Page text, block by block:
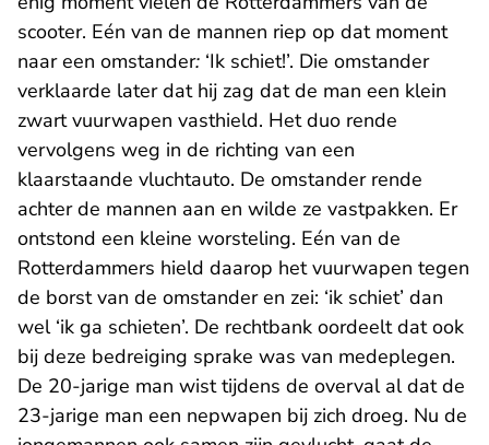
scooter. Eén van de mannen riep op dat moment
naar een omstander: ‘Ik schiet!’. Die omstander
verklaarde later dat hij zag dat de man een klein
zwart vuurwapen vasthield. Het duo rende
vervolgens weg in de richting van een
klaarstaande vluchtauto. De omstander rende
achter de mannen aan en wilde ze vastpakken. Er
ontstond een kleine worsteling. Eén van de
Rotterdammers hield daarop het vuurwapen tegen
de borst van de omstander en zei: ‘ik schiet’ dan
wel ‘ik ga schieten’. De rechtbank oordeelt dat ook
bij deze bedreiging sprake was van medeplegen.
De 20-jarige man wist tijdens de overval al dat de
23-jarige man een nepwapen bij zich droeg. Nu de